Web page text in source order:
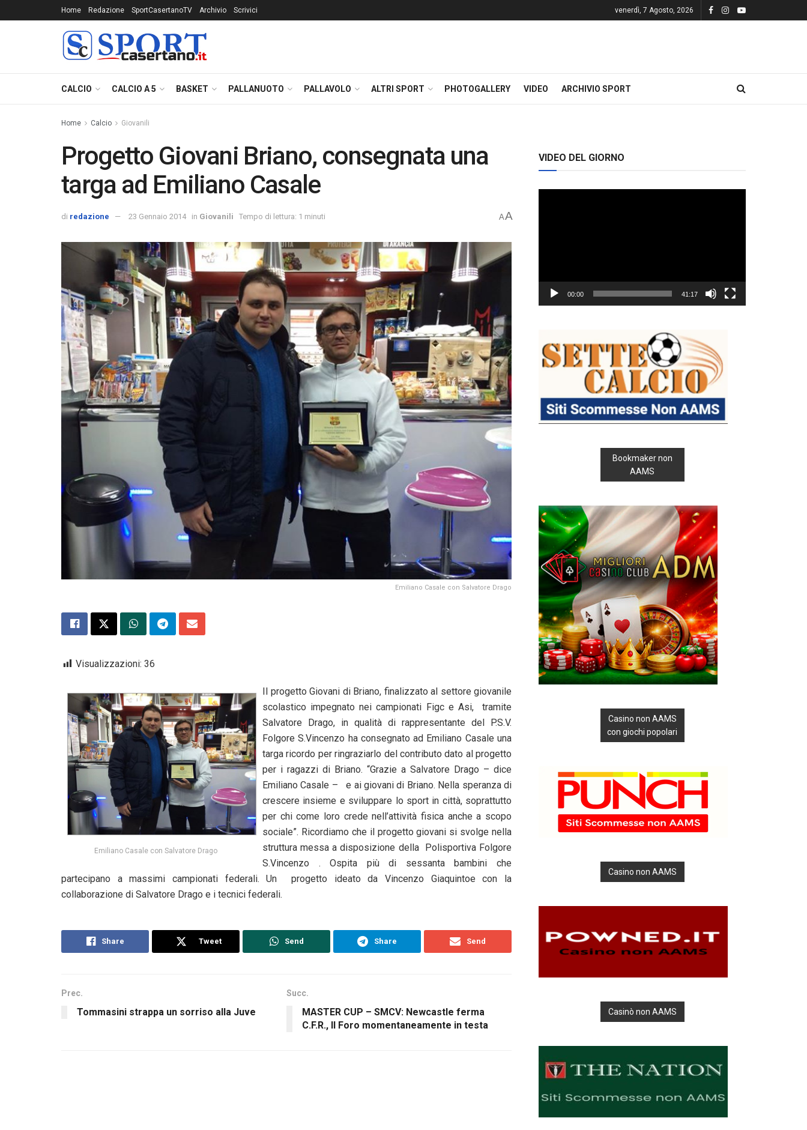
Home Redazione SportCasertanoTV Archivio Scrivici venerdì, 7 Agosto, 2026
CALCIO CALCIO A 5 BASKET PALLANUOTO PALLAVOLO ALTRI SPORT PHOTOGALLERY VIDEO ARCHIVIO SPORT
Home Calcio Giovanili
Progetto Giovani Briano, consegnata una
targa ad Emiliano Casale
di redazione 23 Gennaio 2014 in Giovanili Tempo di lettura: 1 minuti AA
Emiliano Casale con Salvatore Drago
Visualizzazioni: 36
Emiliano Casale con Salvatore Drago
Il progetto Giovani di Briano, finalizzato al settore giovanile
scolastico impegnato nei campionati Figc e Asi, tramite
Salvatore Drago, in qualità di rappresentante del P.S.V.
Folgore S.Vincenzo ha consegnato ad Emiliano Casale una
targa ricordo per ringraziarlo del contributo dato al progetto
per i ragazzi di Briano. “Grazie a Salvatore Drago – dice
Emiliano Casale – e ai giovani di Briano. Nella speranza di
crescere insieme e sviluppare lo sport in città, soprattutto
per chi come loro crede nell’attività fisica anche a scopo
sociale”. Ricordiamo che il progetto giovani si svolge nella
struttura messa a disposizione della Polisportiva Folgore
S.Vincenzo . Ospita più di sessanta bambini che
partecipano a massimi campionati federali. Un progetto ideato da Vincenzo Giaquintoe con la
collaborazione di Salvatore Drago e i tecnici federali.
Share Tweet Send Share Send
Prec.
Tommasini strappa un sorriso alla Juve
Succ.
MASTER CUP – SMCV: Newcastle ferma
C.F.R., Il Foro momentaneamente in testa
VIDEO DEL GIORNO
00:00 41:17
Bookmaker non
AAMS
Casino non AAMS
con giochi popolari
Casino non AAMS
Casinò non AAMS